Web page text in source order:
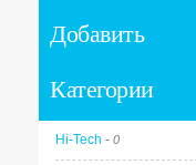
Добавить
Категории
Hi-Tech - 0